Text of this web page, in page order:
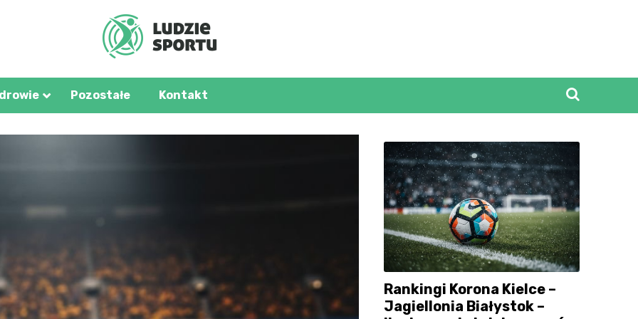
Pozostałe Kontakt
Rankingi Korona Kielce –
Jagiellonia Białystok –